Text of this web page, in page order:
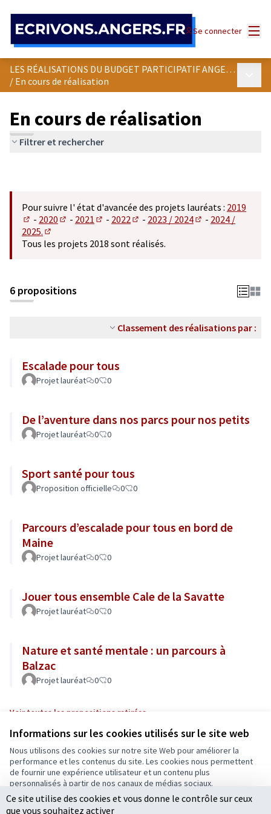
Informations sur les cookies utilisés sur le site web
Nous utilisons des cookies sur notre site Web pour améliorer la
performance et les contenus du site. Les cookies nous permettent
de fournir une expérience utilisateur et un contenu plus
personnalisés à partir de nos canaux de médias sociaux.
Tout accepter
Se connecter
LES RÉALISATIONS DU BUDGET PARTICIPATIF ANGEVIN
/ En cours de réalisation
En cours de réalisation
Filtrer et rechercher
Pour suivre l' état d'avancée des projets lauréats : 2019
(S'ouvre dans un nouvel onglet)
- 2020
(S'ouvre dans un nouvel onglet)
- 2021
(S'ouvre dans un nouvel onglet)
- 2022
(S'ouvre dans un nouvel onglet)
- 2023 / 2024
(S'ouvre dans un
- 2024 /
2025.
(S'ouvre dans un nouvel onglet)
Tous les projets 2018 sont réalisés.
6 propositions
Classement des réalisations par :
Escalade pour tous
Projet lauréat 0 0
De l’aventure dans nos parcs pour nos petits
Projet lauréat 0 0
Sport santé pour tous
Proposition officielle 0 0
Parcours d’escalade pour tous en bord de
Maine
Projet lauréat 0 0
Jouer tous ensemble Cale de la Savatte
Projet lauréat 0 0
Nature et santé mentale : un parcours à
Balzac
Projet lauréat 0 0
Voir toutes les propositions retirées
Conditions d'utilisation
Paramètres des cookies
Ecrivons Angers sur X
(Lien externe)
Ecrivons Angers sur Facebook
(Lien externe)
Ce site utilise des cookies et vous donne le contrôle sur ceux
que vous souhaitez activer